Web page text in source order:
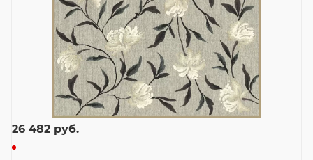
26 482 руб.